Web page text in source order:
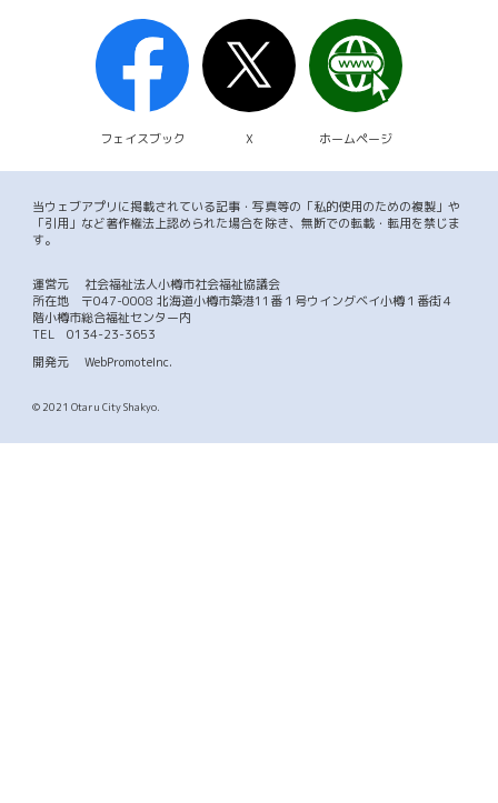
フェイスブック X ホームページ
当ウェブアプリに掲載されている記事・写真等の「私的使用のための複製」や
「引用」など著作権法上認められた場合を除き、無断での転載・転用を禁じま
す。
運営元 社会福祉法人小樽市社会福祉協議会
所在地 〒047-0008 北海道小樽市築港11番１号ウイングベイ小樽１番街４
階小樽市総合福祉センター内
TEL0134-23-3653
開発元WebPromoteInc.
© 2021 Otaru City Shakyo.